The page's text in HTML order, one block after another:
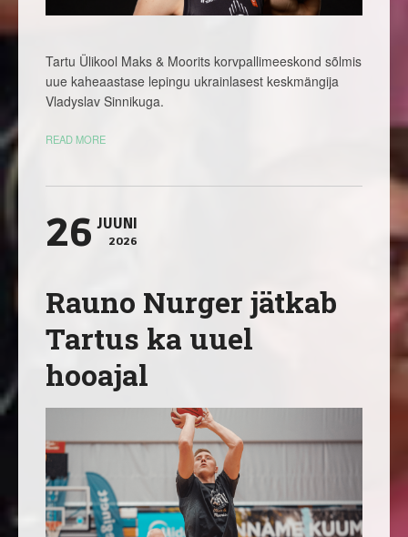
Tartu Ülikool Maks & Moorits korvpallimeeskond sõlmis
uue kaheaastase lepingu ukrainlasest keskmängija
Vladyslav Sinnikuga.
READ MORE
26 JUUNI
2026
Rauno Nurger jätkab
Tartus ka uuel
hooajal